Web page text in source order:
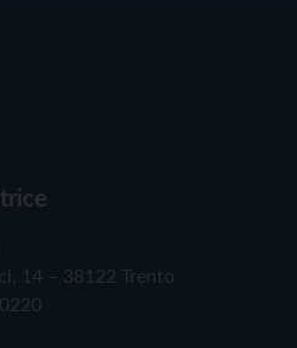
14 – 38122 Trento